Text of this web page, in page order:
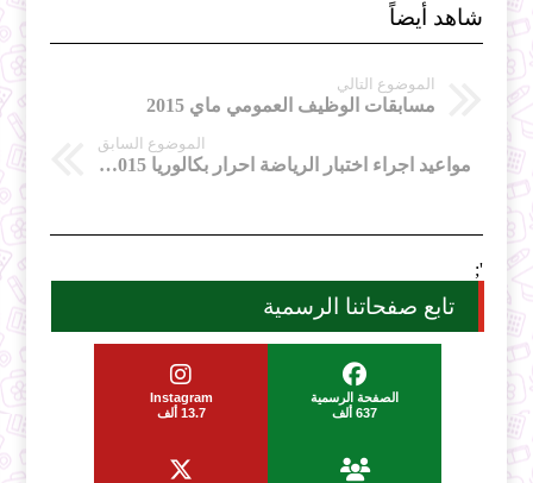
شاهد أيضاً
الموضوع التالي
مسابقات الوظيف العمومي ماي 2015
الموضوع السابق
مواعيد اجراء اختبار الرياضة احرار بكالوريا 2015 ولاية الوادي
';
تابع صفحاتنا الرسمية
الصفحة الرسمية
637 ألف
Instagram
13.7 ألف